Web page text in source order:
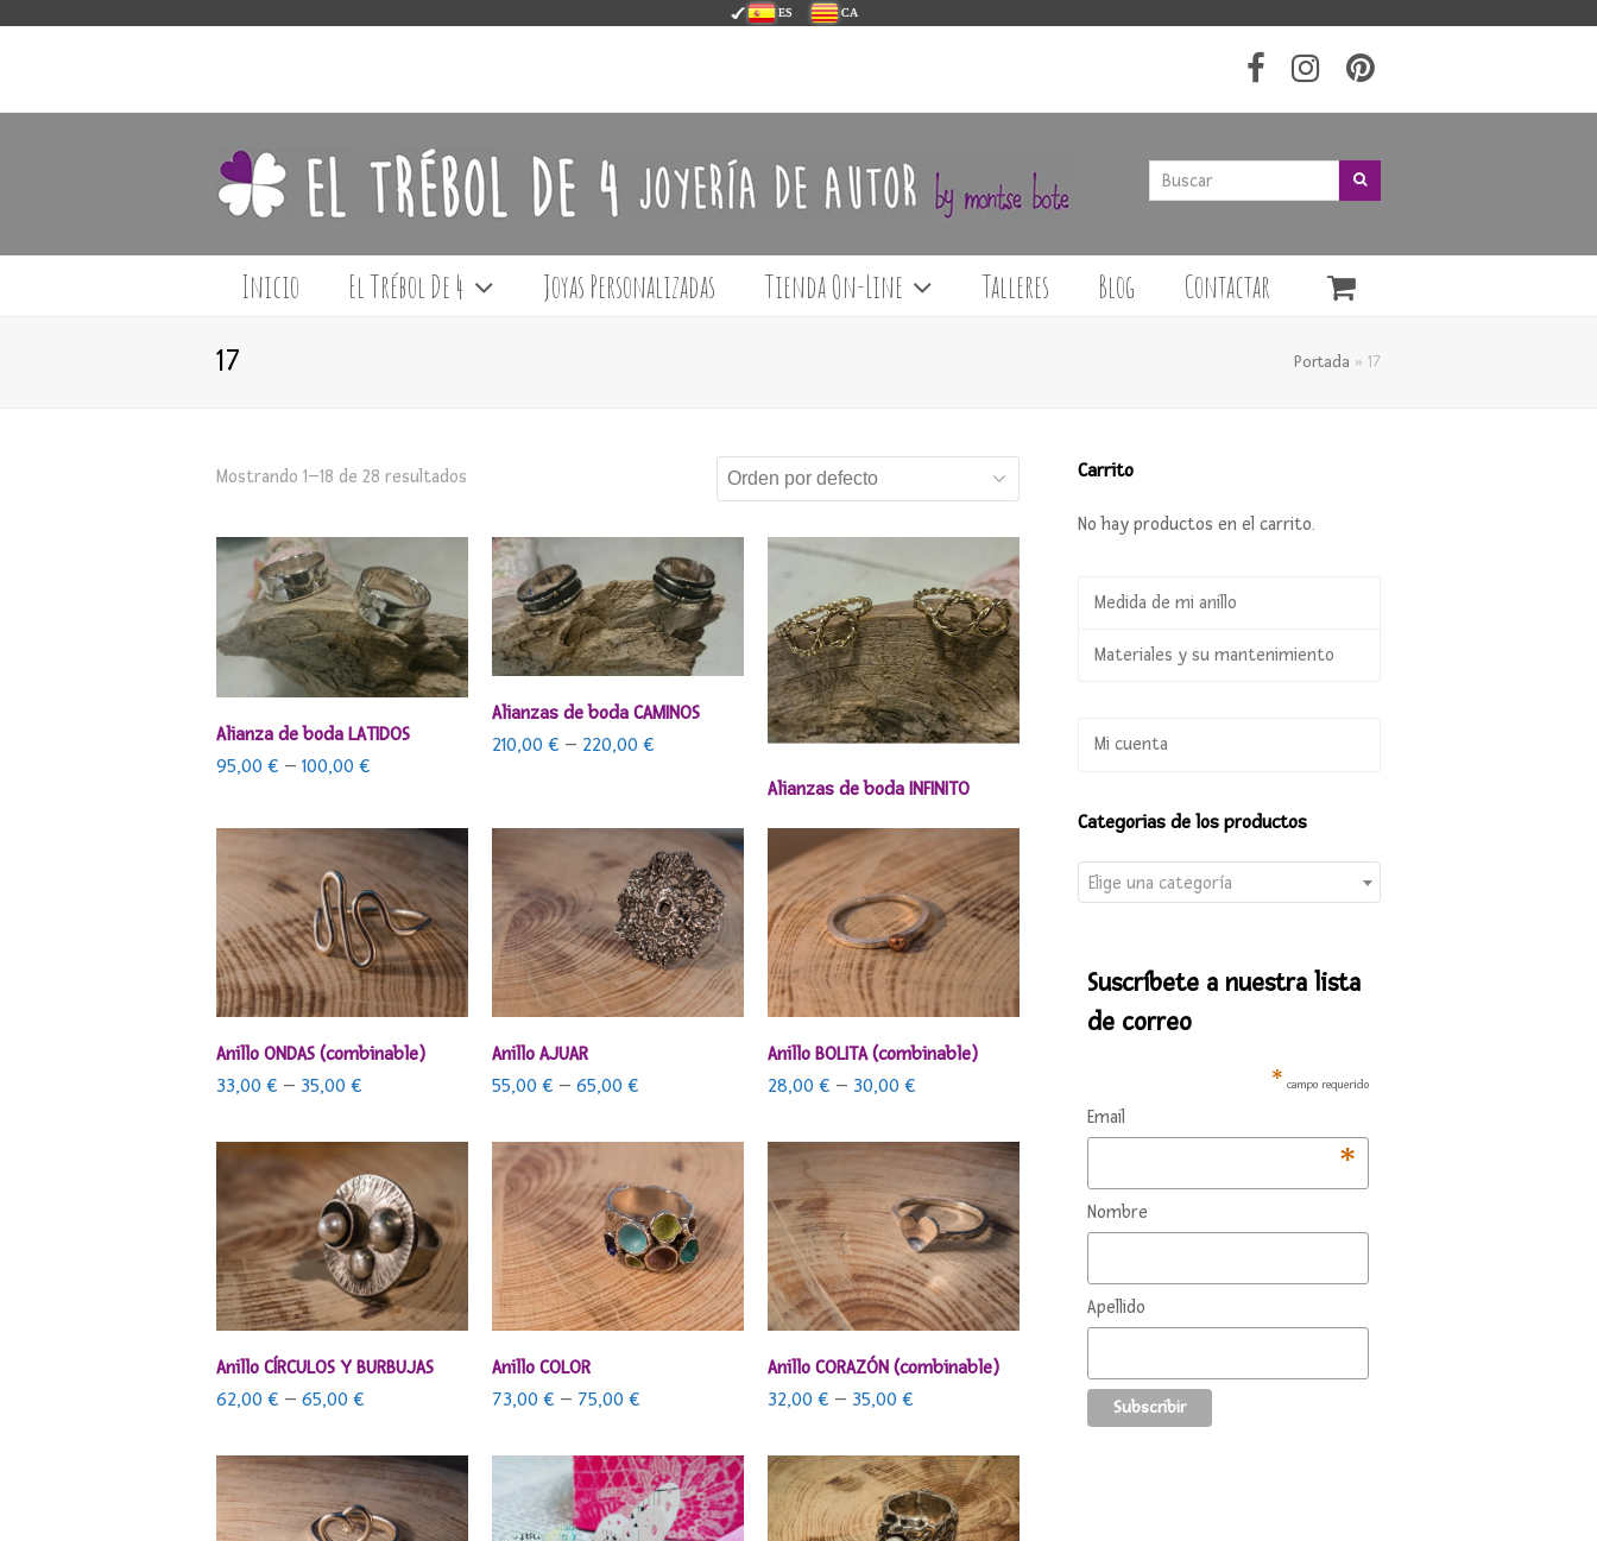
ES CA
Buscar
Inicio El Trébol De 4 Joyas Personalizadas Tienda On-Line Talleres Blog Contactar
17 Portada » 17
Mostrando 1–18 de 28 resultados
SELECCIONAR OPCIONES
Alianza de boda LATIDOS
95,00 € – 100,00 €
SELECCIONAR OPCIONES
Alianzas de boda CAMINOS
210,00€ – 220,00€
SELECCIONAR OPCIONES
Alianzas de boda INFINITO
SELECCIONAR OPCIONES
Anillo ONDAS (combinable)
33,00 € – 35,00 €
SELECCIONAR OPCIONES
Anillo AJUAR
55,00€ –65,00€
SELECCIONAR OPCIONES
Anillo BOLITA (combinable)
28,00€ – 30,00€
SELECCIONAR OPCIONES
Anillo CÍRCULOS Y BURBUJAS
62,00 € – 65,00 €
SELECCIONAR OPCIONES
Anillo COLOR
73,00€ – 75,00€
SELECCIONAR OPCIONES
Anillo CORAZÓN (combinable)
32,00€ – 35,00€
Carrito
No hay productos en el carrito.
Medida de mi anillo
Materiales y su mantenimiento
Mi cuenta
Categorias de los productos
Elige una categoría
Suscríbete a nuestra lista
de correo
* campo requerido
Email
*
Nombre
Apellido